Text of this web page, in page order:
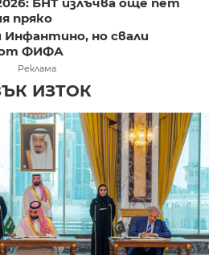
пряко
Инфантино, но свали
от ФИФА
Реклама
ИЗТОК